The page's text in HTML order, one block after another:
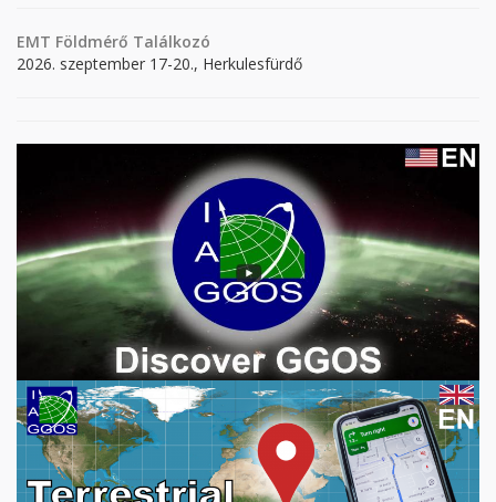
EMT Földmérő Találkozó
2026. szeptember 17-20., Herkulesfürdő